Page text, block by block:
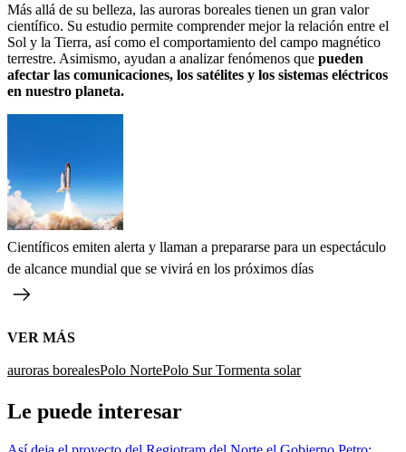
Más allá de su belleza, las auroras boreales tienen un gran valor
científico. Su estudio permite comprender mejor la relación entre el
Sol y la Tierra, así como el comportamiento del campo magnético
terrestre. Asimismo, ayudan a analizar fenómenos que pueden
afectar las comunicaciones, los satélites y los sistemas eléctricos
en nuestro planeta.
Científicos emiten alerta y llaman a prepararse para un espectáculo
de alcance mundial que se vivirá en los próximos días
VER MÁS
auroras borealesPolo NortePolo SurTormenta solar
Le puede interesar